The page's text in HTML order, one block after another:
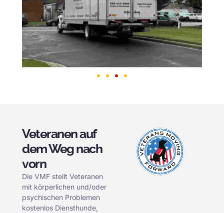
Veteranen auf
dem Weg nach
vorn
Die VMF stellt Veteranen
mit körperlichen und/oder
psychischen Problemen
kostenlos Diensthunde,